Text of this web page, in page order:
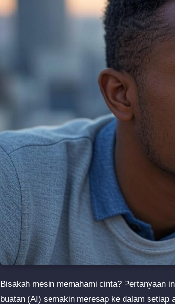
Bisakah mesin memahami cinta? Pertanyaan
buatan (AI) semakin meresap ke dalam setiap